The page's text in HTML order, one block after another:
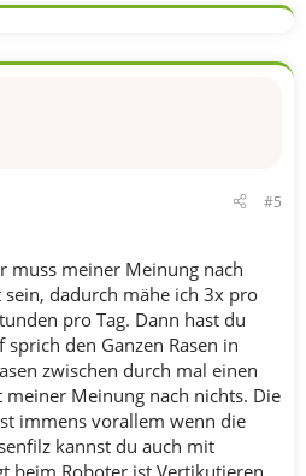
#5
muss meiner Meinung nach
dadurch mähe ich 3x pro
pro Tag. Dann hast du
den Ganzen Rasen in
zwischen durch mal einen
meiner Meinung nach nichts. Die
immens vorallem wenn die
kannst du auch mit
beim Roboter ist Vertikutieren